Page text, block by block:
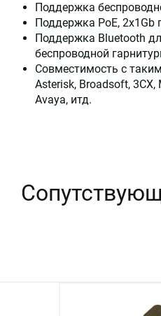
Поддержка
Поддержка PoE, 2x1Gb
Поддержка Bluetooth
беспроводной
Совместимость с
Asterisk, Broadsoft,
Avaya, итд.